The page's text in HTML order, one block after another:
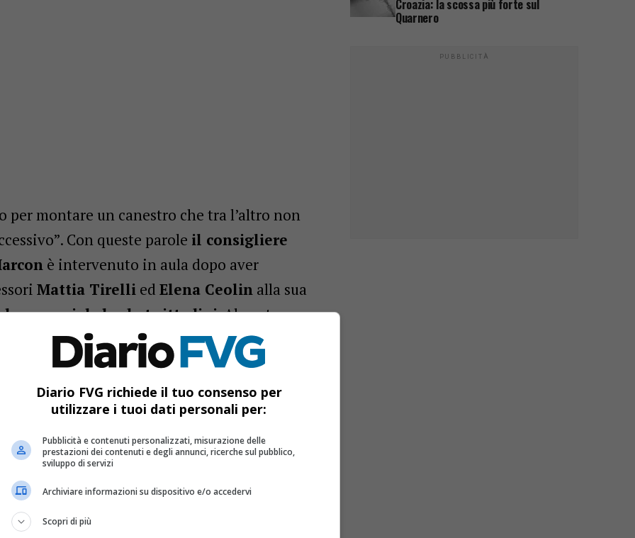
per montare un canestro che tra l’altro non
Con queste parole il consigliere
è intervenuto in aula dopo aver
Mattia Tirelli ed Elena Ceolin alla sua
due campi da basket cittadini. Al centro
divia Rotate, nel quartiereRorai
, realizzato in sostituzione
Belgio: la Guardia di Finanza sequestra 50 chili di
Camera di Commercio di Pordenone-Udine, scatta
Croazia: la scossa più forte sul
Quarnero
PUBBLICITÀ
Diario FVG richiede il tuo consenso per
utilizzare i tuoi dati personali per:
Pubblicità e contenuti personalizzati, misurazione delle
prestazioni dei contenuti e degli annunci, ricerche sul pubblico,
sviluppo di servizi
Archiviare informazioni su dispositivo e/o accedervi
Scopri di più